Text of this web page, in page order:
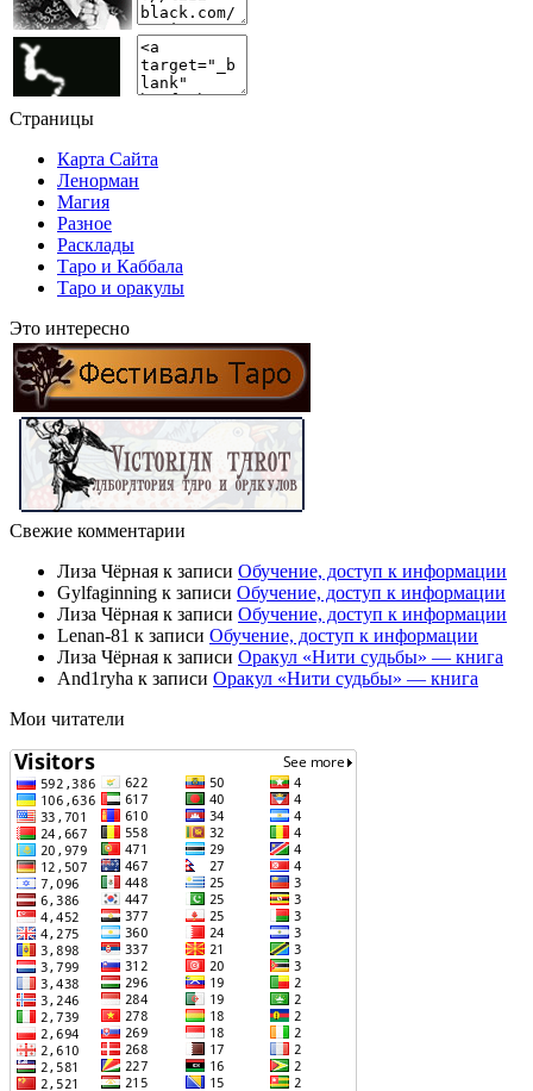
Страницы
Карта Сайта
Ленорман
Магия
Разное
Расклады
Таро и Каббала
Таро и оракулы
Это интересно
Свежие комментарии
Лиза Чёрная к записи Обучение, доступ к информации
Gylfaginning к записи Обучение, доступ к информации
Лиза Чёрная к записи Обучение, доступ к информации
Lenan-81 к записи Обучение, доступ к информации
Лиза Чёрная к записи Оракул «Нити судьбы» — книга
And1ryha к записи Оракул «Нити судьбы» — книга
Мои читатели